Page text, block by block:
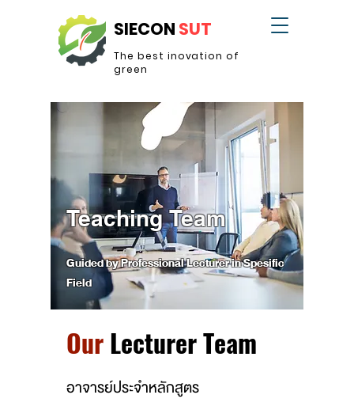
SIECON SUT
The best inovation of
green
TeachingTeam
Guided by Professional Lecturer in Spesific
Field
Our Lecturer Team
อาจารย์ประจำหลักสูตร